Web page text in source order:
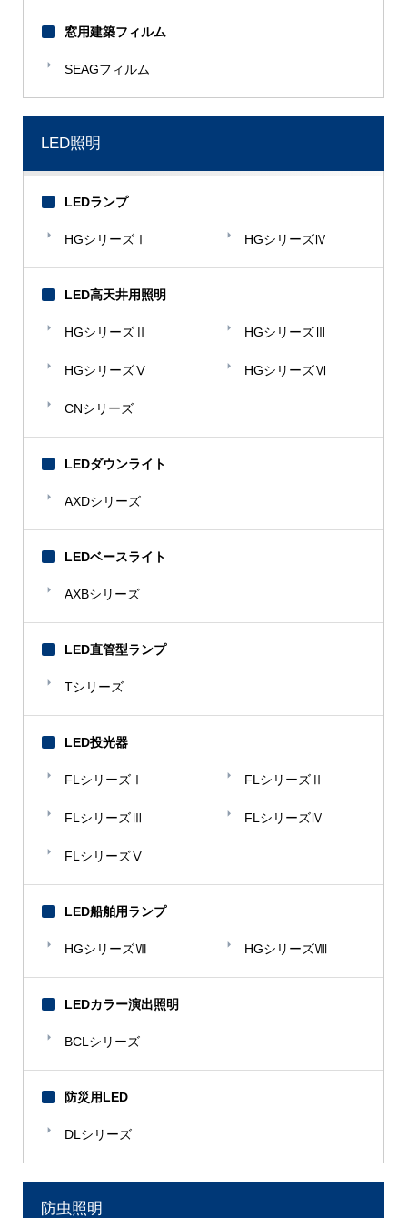
窓用建築フィルム
SEAGフィルム
LED照明
LEDランプ
HGシリーズⅠ HGシリーズⅣ
LED高天井用照明
HGシリーズⅡ HGシリーズⅢ
HGシリーズⅤ HGシリーズⅥ
CNシリーズ
LEDダウンライト
AXDシリーズ
LEDベースライト
AXBシリーズ
LED直管型ランプ
Tシリーズ
LED投光器
FLシリーズⅠ FLシリーズⅡ
FLシリーズⅢ FLシリーズⅣ
FLシリーズⅤ
LED船舶用ランプ
HGシリーズⅦ HGシリーズⅧ
LEDカラー演出照明
BCLシリーズ
防災用LED
DLシリーズ
防虫照明